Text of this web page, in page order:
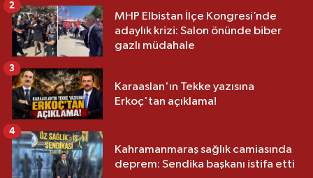
MHP Elbistan İlçe Kongresi’nde
adaylık krizi: Salon önünde biber
gazlı müdahale
2
Karaaslan'ın Tekke yazısına
Erkoç'tan açıklama!
3
Kahramanmaraş sağlık camiasında
deprem: Sendika başkanı istifa etti
4